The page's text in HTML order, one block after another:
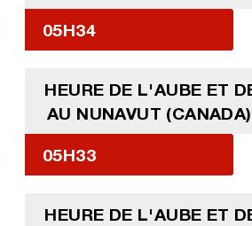
05H34
HEURE DE L'AUBE ET
AU NUNAVUT
05H33
HEURE DE L'AUBE ET